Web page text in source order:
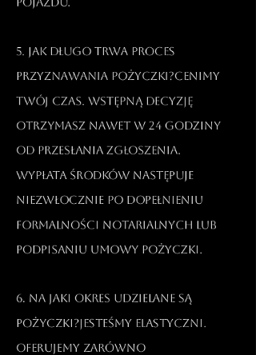
5. Jak długo trwa proces
przyznawania pożyczki?Cenimy
Twój czas. Wstępną decyzję
otrzymasz nawet w 24 godziny
od przesłania zgłoszenia.
Wypłata środków następuje
niezwłocznie po dopełnieniu
formalności notarialnych lub
podpisaniu umowy pożyczki.​
6. Na jaki okres udzielane są
pożyczki?Jesteśmy elastyczni.
Oferujemy zarówno